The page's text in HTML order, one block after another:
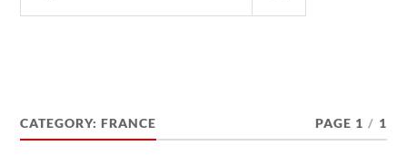
CATEGORY:FRANCE PAGE 1 / 1